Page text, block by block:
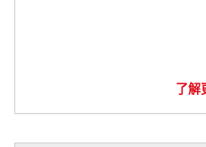
了解